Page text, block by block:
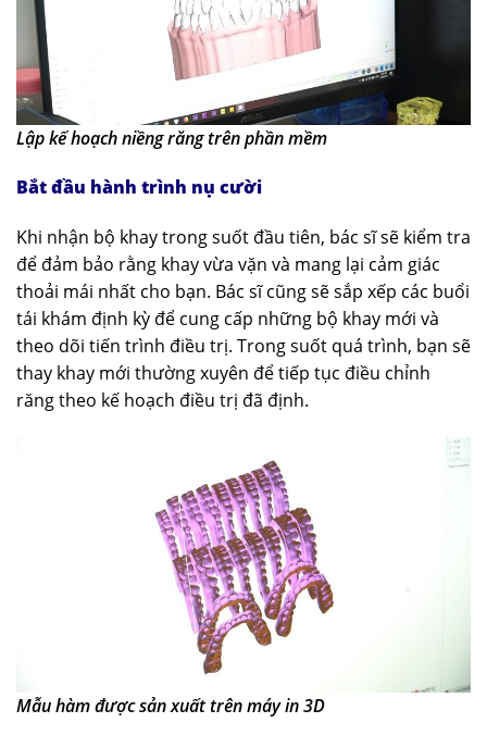
Lập kế hoạch niềng răng trên phần mềm
Bắt đầu hành trình nụ cười
Khi nhận bộ khay trong suốt đầu tiên, bác sĩ sẽ kiểm tra
để đảm bảo rằng khay vừa vặn và mang lại cảm giác
thoải mái nhất cho bạn. Bác sĩ cũng sẽ sắp xếp các buổi
tái khám định kỳ để cung cấp những bộ khay mới và
theo dõi tiến trình điều trị. Trong suốt quá trình, bạn sẽ
thay khay mới thường xuyên để tiếp tục điều chỉnh
răng theo kế hoạch điều trị đã định.
Mẫu hàm được sản xuất trên máy in 3D